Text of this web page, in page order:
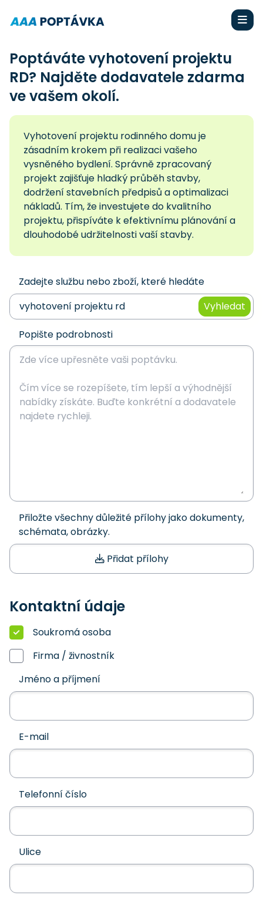
Poptáváte vyhotovení projektu
RD? Najděte dodavatele zdarma
ve vašem okolí.
Vyhotovení projektu rodinného domu je
zásadním krokem při realizaci vašeho
vysněného bydlení. Správně zpracovaný
projekt zajišťuje hladký průběh stavby,
dodržení stavebních předpisů a optimalizaci
nákladů. Tím, že investujete do kvalitního
projektu, přispíváte k efektivnímu plánování a
dlouhodobé udržitelnosti vaší stavby.
Zadejte službu nebo zboží, které hledáte
Vyhledat
Popište podrobnosti
Přiložte všechny důležité přílohy jako dokumenty,
schémata, obrázky.
Přidat přílohy
Kontaktní údaje
Soukromá osoba
Firma / živnostník
Jméno a příjmení
E-mail
Telefonní číslo
Ulice